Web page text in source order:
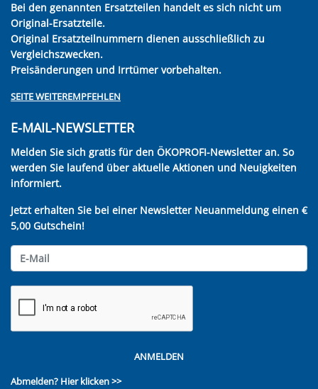
Bei den genannten Ersatzteilen handelt es sich nicht um
Original-Ersatzteile.
Original Ersatzteilnummern dienen ausschließlich zu
Vergleichszwecken.
Preisänderungen und Irrtümer vorbehalten.
SEITE WEITEREMPFEHLEN
E-MAIL-NEWSLETTER
Melden Sie sich gratis für den ÖKOPROFI-Newsletter an. So
werden Sie laufend über aktuelle Aktionen und Neuigkeiten
informiert.
Jetzt erhalten Sie bei einer Newsletter Neuanmeldung einen €
5,00 Gutschein!
ANMELDEN
Abmelden? Hier klicken >>